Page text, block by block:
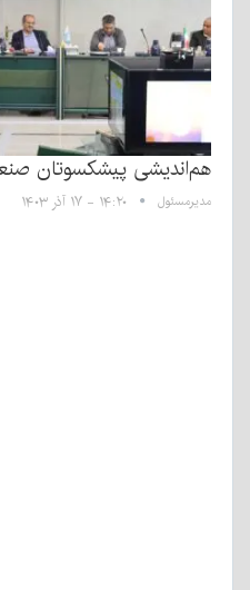
هم‌اندیشی پیشکسوتان
مدیرمسئول ۱۴:۲۰ - ۱۷ آذر ۱۴۰۳